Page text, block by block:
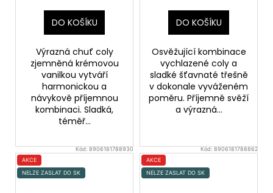
DO KOŠÍKU
Výrazná chuť coly
zjemněná krémovou
vanilkou vytváří
harmonickou a
návykově příjemnou
kombinaci. Sladká,
téměř...
DO KOŠÍKU
Osvěžující kombinace
vychlazené coly a
sladké šťavnaté třešně
v dokonale vyváženém
poměru. Příjemně svěží
a výrazná...
Kód:8906181788930
AKCE
NELZE ZASLAT DO SK
Kód:8906181788862
AKCE
NELZE ZASLAT DO SK